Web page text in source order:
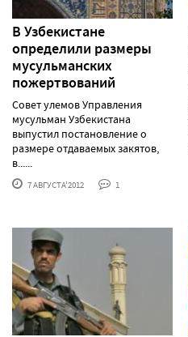
В Узбекистане
определили размеры
мусульманских
пожертвований
Совет улемов Управления
мусульман Узбекистана
выпустил постановление о
размере отдаваемых закятов,
в......
7 АВГУСТА'2012 1